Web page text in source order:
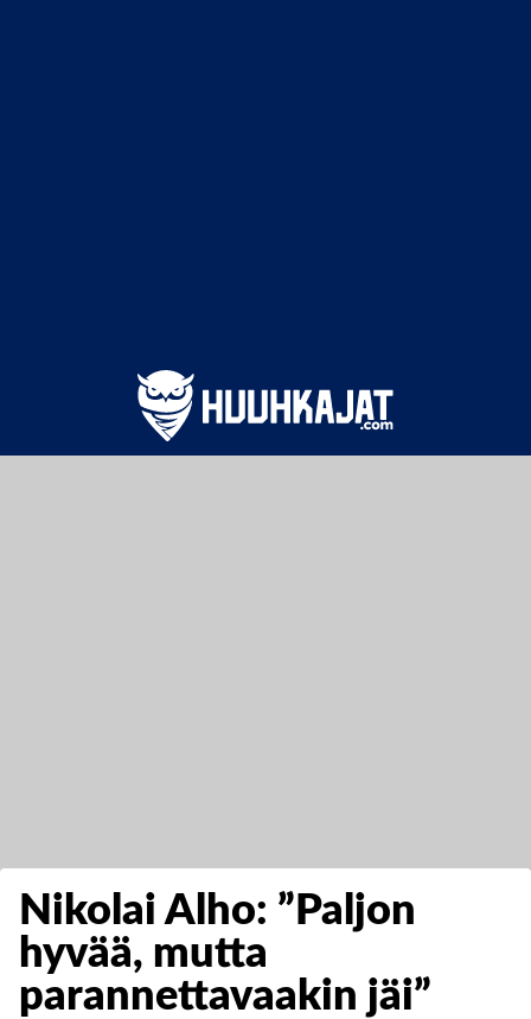
Nikolai Alho: ”Paljon
hyvää, mutta
parannettavaakin jäi”